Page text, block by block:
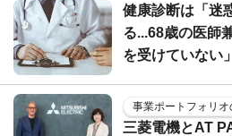
健康診断は「迷
る...68歳の医師
を受けていない
事業ポートフォリ
三菱電機とAT